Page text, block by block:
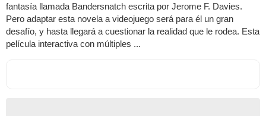
fantasía llamada Bandersnatch escrita por Jerome F. Davies.
Pero adaptar esta novela a videojuego será para él un gran
desafío, y hasta llegará a cuestionar la realidad que le rodea. Esta
película interactiva con múltiples ...